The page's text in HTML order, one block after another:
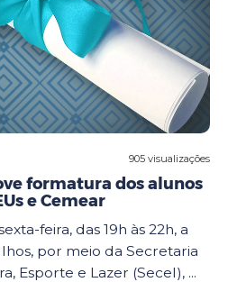
905 visualizações
formatura dos alunos
e Cemear
feira, das 19h às 22h, a
por meio da Secretaria
Esporte e Lazer (Secel), ...